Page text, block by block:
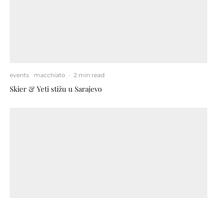
events macchiato · 2 min read
Skier & Yeti stižu u Sarajevo